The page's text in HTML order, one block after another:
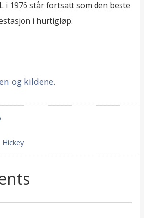
i 1976 står fortsatt som den beste
i hurtigløp.
og kildene.
Hickey